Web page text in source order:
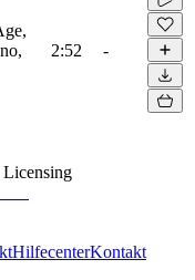
2:52 -
Licensing
HilfecenterKontakt